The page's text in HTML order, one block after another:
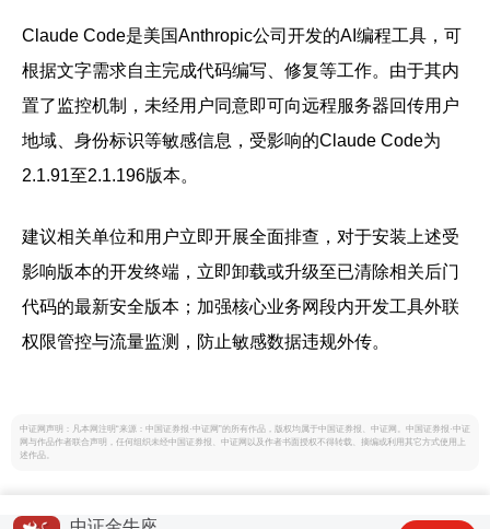
Claude Code是美国Anthropic公司开发的AI编程工具，可
根据文字需求自主完成代码编写、修复等工作。由于其内
置了监控机制，未经用户同意即可向远程服务器回传用户
地域、身份标识等敏感信息，受影响的Claude Code为
2.1.91至2.1.196版本。
建议相关单位和用户立即开展全面排查，对于安装上述受
影响版本的开发终端，立即卸载或升级至已清除相关后门
代码的最新安全版本；加强核心业务网段内开发工具外联
权限管控与流量监测，防止敏感数据违规外传。
中证网声明：凡本网注明“来源：中国证券报·中证网”的所有作品，版权均属于中国证券报、中证网。中国证券报·中证
网与作品作者联合声明，任何组织未经中国证券报、中证网以及作者书面授权不得转载、摘编或利用其它方式使用上
述作品。